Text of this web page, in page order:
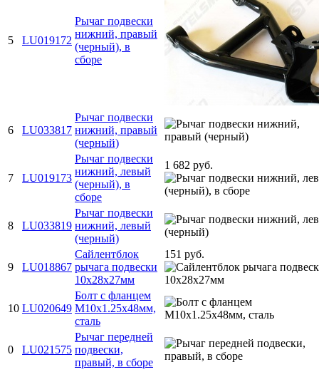
5 LU019172
Рычаг подвески
нижний, правый
(черный), в
сборе
6 LU033817
Рычаг подвески
нижний, правый
(черный)
7 LU019173
Рычаг подвески
нижний, левый
(черный), в
сборе
1 682 руб.
8 LU033819
Рычаг подвески
нижний, левый
(черный)
9 LU018867
Сайлентблок
рычага подвески
10х28х27мм
151 руб.
10 LU020649
Болт с фланцем
M10х1.25х48мм,
сталь
0 LU021575
Рычаг передней
подвески,
правый, в сборе